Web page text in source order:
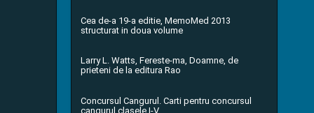
Cea de-a 19-a editie, MemoMed 2013
structurat in doua volume
Larry L. Watts, Fereste-ma, Doamne, de
prieteni de la editura Rao
Concursul Cangurul. Carti pentru concursul
cangurul clasele I-V